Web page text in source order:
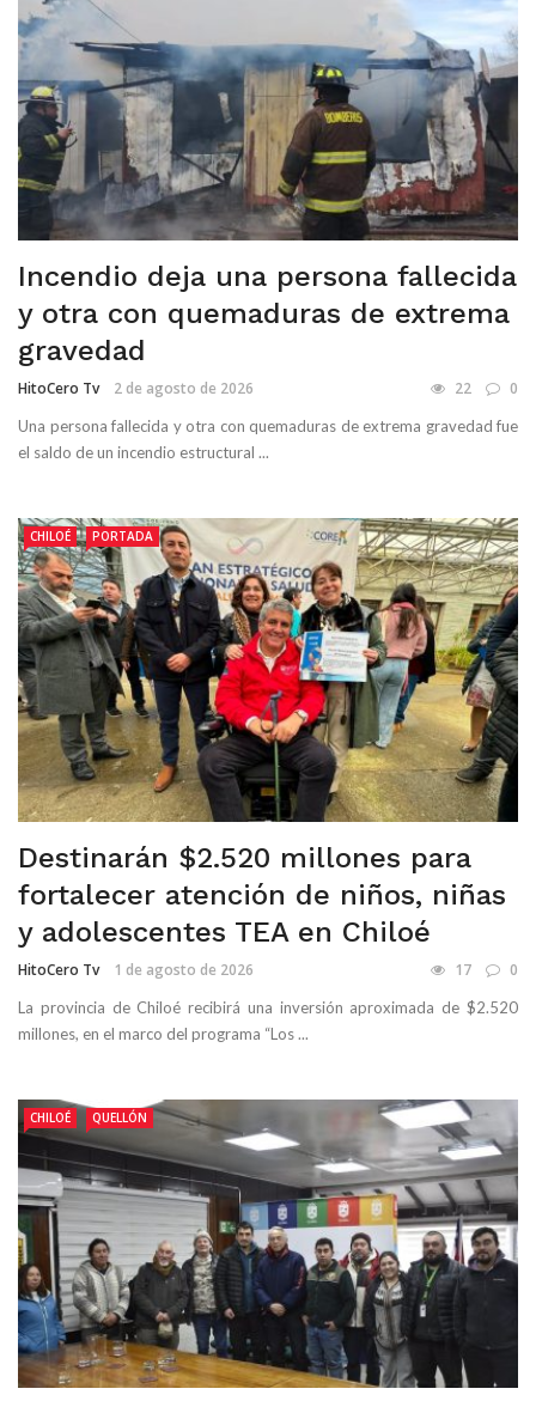
Incendio deja una persona fallecida
y otra con quemaduras de extrema
gravedad
HitoCero Tv 2 de agosto de 2026 22 0
Una persona fallecida y otra con quemaduras de extrema gravedad fue
el saldo de un incendio estructural ...
CHILOÉ PORTADA
Destinarán $2.520 millones para
fortalecer atención de niños, niñas
y adolescentes TEA en Chiloé
HitoCero Tv 1 de agosto de 2026 17 0
La provincia de Chiloé recibirá una inversión aproximada de $2.520
millones, en el marco del programa “Los ...
CHILOÉ QUELLÓN